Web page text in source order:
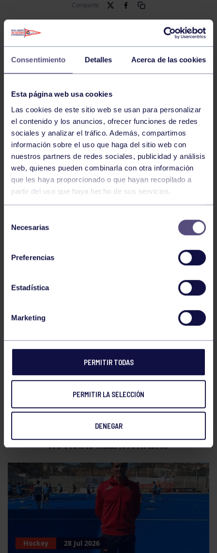
Consentimiento Detalles Acerca de las cookies
Esta página web usa cookies
Las cookies de este sitio web se usan para personalizar
el contenido y los anuncios, ofrecer funciones de redes
sociales y analizar el tráfico. Además, compartimos
información sobre el uso que haga del sitio web con
nuestros partners de redes sociales, publicidad y análisis
web, quienes pueden combinarla con otra información
que les haya proporcionado o que hayan recopilado a
partir del uso que haya hecho de sus servicios.
Necesarias
Preferencias
Estadística
Marketing
PERMITIR TODAS
PERMITIR LA SELECCIÓN
DENEGAR
Comparte
Los próximos días 3, 4 y 5 de Junio el equipo de
veteranos de la sección de hockey, participará en elII
Master Veteranos
, organizado por el RC Jolaseta de
– RC Jolaseta 1933 05/06/2016, en
función de resultados 11h o 12:30h.
NOTICIAS RELACIONADAS
Hockey 28 Jul 2026